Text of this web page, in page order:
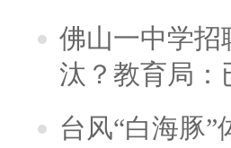
佛山一中学招
汰？教育局：
台风“白海豚